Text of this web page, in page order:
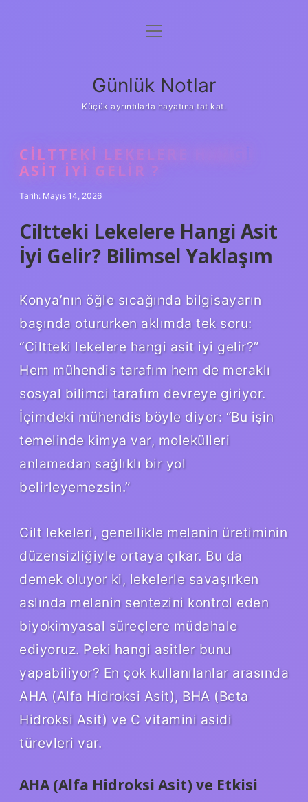
Anasayfa
Yasal Uyarı
menüyü
Günlük Notlar
Küçük ayrıntılarla hayatına tat kat.
CILTTEKI LEKELERE HANGI
ASIT IYI GELIR ?
Tarih: Mayıs 14, 2026
Ciltteki Lekelere Hangi Asit
İyi Gelir? Bilimsel Yaklaşım
Konya’nın öğle sıcağında bilgisayarın
başında otururken aklımda tek soru:
“Ciltteki lekelere hangi asit iyi gelir?”
Hem mühendis tarafım hem de meraklı
sosyal bilimci tarafım devreye giriyor.
İçimdeki mühendis böyle diyor: “Bu işin
temelinde kimya var, molekülleri
anlamadan sağlıklı bir yol
belirleyemezsin.”
Cilt lekeleri, genellikle melanin üretiminin
düzensizliğiyle ortaya çıkar. Bu da
demek oluyor ki, lekelerle savaşırken
aslında melanin sentezini kontrol eden
biyokimyasal süreçlere müdahale
ediyoruz. Peki hangi asitler bunu
yapabiliyor? En çok kullanılanlar arasında
AHA (Alfa Hidroksi Asit), BHA (Beta
Hidroksi Asit) ve C vitamini asidi
türevleri var.
AHA (Alfa Hidroksi Asit) ve Etkisi